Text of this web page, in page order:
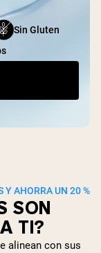
Sin Gluten
Y AHORRA UN 20 %
SON
TI?
alinean con sus